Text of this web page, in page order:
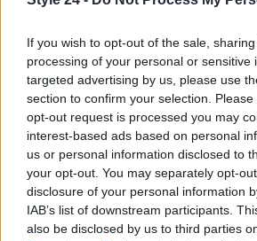
If you wish to opt-out of the sale,
processing of your personal or sensitive
targeted advertising by us, please use
section to confirm your selection.
opt-out request is processed you may
interest-based ads based on personal
us or personal information disclosed to
your opt-out. You may separately opt-
disclosure of your personal information
IAB’s list of downstream participants.
also be disclosed by us to third parties
rivelareinsightpreziosi su cosa
non, permettendo così di
tempestive e strategiche.
funnel e del customer journey è
continuo che richiede attenzione
adattamento alle nuove
dei consumatori.